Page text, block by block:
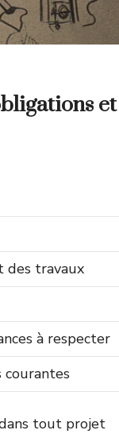
et
des travaux
à respecter
tout projet